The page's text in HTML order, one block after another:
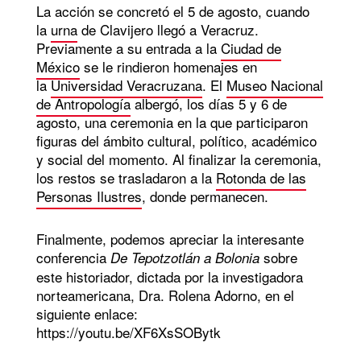
La acción se concretó el 5 de agosto, cuando
la urna de Clavijero llegó a Veracruz.
Previamente a su entrada a la Ciudad de
México se le rindieron homenajes en
laUniversidad Veracruzana. El Museo Nacional
de Antropologíaalbergó, los días 5 y 6 de
agosto, una ceremonia en la que participaron
figuras del ámbito cultural, político, académico
y social del momento. Al finalizar la ceremonia,
los restos se trasladaron a la Rotonda de las
Personas Ilustres, donde permanecen.
Finalmente, podemos apreciar la interesante
conferencia De Tepotzotlán a Bolonia sobre
este historiador, dictada por la investigadora
norteamericana, Dra. Rolena Adorno, en el
siguiente enlace:
https://youtu.be/XF6XsSOBytk